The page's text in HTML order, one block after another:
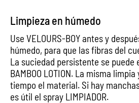
Limpieza en húmedo
Use VELOURS-BOY antes y
húmedo, para que las fibras del
La suciedad persistente se puede
BAMBOO LOTION. La misma
tiempo el material. Si hay
es útil el spray LIMPIADOR.